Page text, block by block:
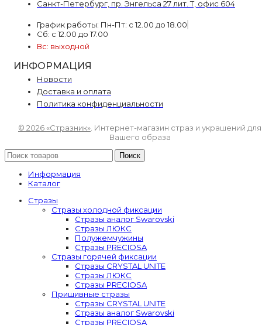
Санкт-Петербург, пр. Энгельса 27 лит. Т, офис 604
График работы: Пн-Пт: с 12.00 до 18.00
Сб: с 12.00 до 17.00
Вс: выходной
ИНФОРМАЦИЯ
Новости
Доставка и оплата
Политика конфиденциальности
© 2026 «Стразник» . Интернет-магазин страз и украшений для
Вашего образа
Поиск
Информация
Каталог
Стразы
Стразы холодной фиксации
Стразы аналог Swarovski
Стразы ЛЮКС
Полужемчужины
Стразы PRECIOSA
Стразы горячей фиксации
Стразы CRYSTAL UNITE
Стразы ЛЮКС
Стразы PRECIOSA
Пришивные стразы
Стразы CRYSTAL UNITE
Стразы аналог Swarovski
Стразы PRECIOSA